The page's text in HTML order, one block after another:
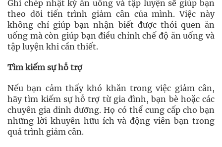
Ghi chép nhật ký ăn uống và tập luyện sẽ giúp bạn
theo dõi tiến trình giảm cân của mình. Việc này
không chỉ giúp bạn nhận biết được thói quen ăn
uống mà còn giúp bạn điều chỉnh chế độ ăn uống và
tập luyện khi cần thiết.
Tìm kiếm sự hỗ trợ
Nếu bạn cảm thấy khó khăn trong việc giảm cân,
hãy tìm kiếm sự hỗ trợ từ gia đình, bạn bè hoặc các
chuyên gia dinh dưỡng. Họ có thể cung cấp cho bạn
những lời khuyên hữu ích và động viên bạn trong
quá trình giảm cân.